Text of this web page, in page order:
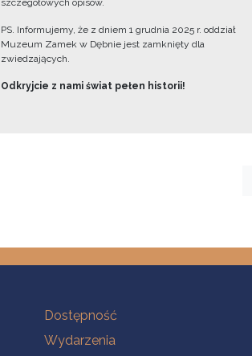
szczegółowych opisów.
PS. Informujemy, że z dniem 1 grudnia 2025 r. oddział
Muzeum Zamek w Dębnie jest zamknięty dla
zwiedzających.
Odkryjcie z nami świat pełen historii!
Na skróty
Dostępność
Wydarzenia